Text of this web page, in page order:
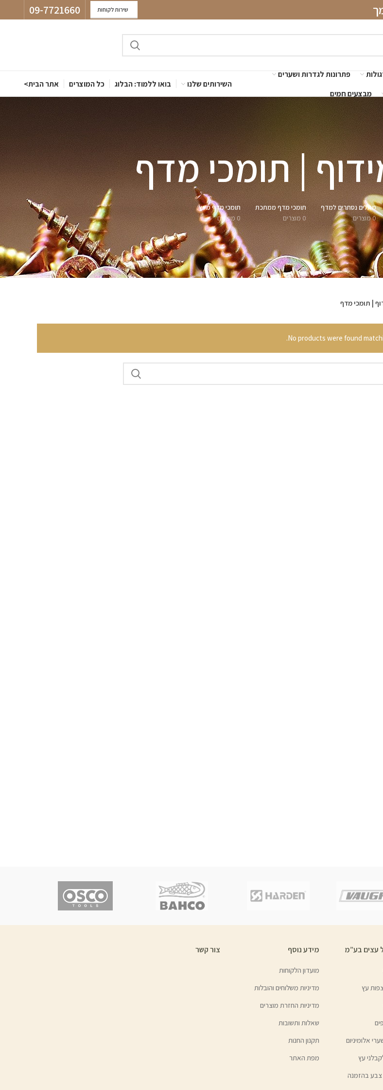
שירות לקוחות 09-7721660
פתרונות לגדרות ושערים
מבצעים חמים
השירותים שלנו בואו ללמוד: הבלוג כל המוצרים אתר הבית>
| תומכי מדף
מתלים נסתרים למדף
0 מוצרים
תומכי מדף ממתכת
0 מוצרים
תומכי מדף מעץ
0 מוצרים
| תומכי מדף
No products were found
עצים בע”מ
עץ
אלומיניום
עץ
| צבע בהזמנה
מידע נוסף
מועדון הלקוחות
מדיניות משלוחים והובלות
מדיניות החזרת מוצרים
שאלות ותשובות
תקנון החנות
מפת האתר
צור קשר